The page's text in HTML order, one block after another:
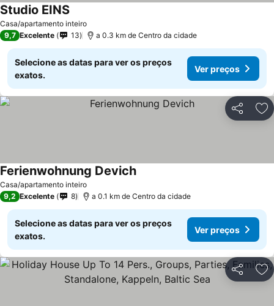
Casa/apartamento inteiro
Studio EINS
9,7 Excelente 13 a 0.3 km de Centro da cidade
Selecione as datas para ver os preços
exatos.
Ver preços
Partilhar
Casa/apartamento inteiro
Ferienwohnung Devich
9,2 Excelente 8 a 0.1 km de Centro da cidade
Selecione as datas para ver os preços
exatos.
Ver preços
Partilhar